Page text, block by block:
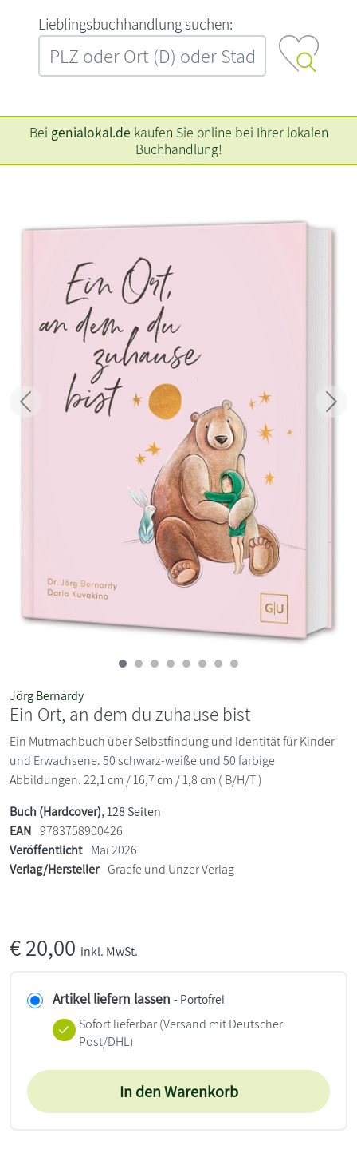
L‍i‍e‍b‍l‍i‍n‍g‍s‍b‍u‍c‍h‍h‍a‍n‍d‍l‍u‍n‍g‍ ‍s‍u‍c‍h‍e‍n‍:‍
Bei genialokal.de kaufen Sie online bei Ihrer lokalen
Buchhandlung!
Zurück
Jörg Bernardy
Ein Ort, an dem du zuhause bist
Ein Mutmachbuch über Selbstfindung und Identität für Kinder
und Erwachsene. 50 schwarz-weiße und 50 farbige
Abbildungen. 22,1 cm / 16,7 cm / 1,8 cm ( B/H/T )
Buch (Hardcover), 128 Seiten
EAN 9783758900426
Veröffentlicht Mai 2026
Verlag/Hersteller Graefe und Unzer Verlag
€20,00 inkl. MwSt.
Artikel liefern lassen - Portofrei
Sofort lieferbar(Versand mit Deutscher
Post/DHL)
In den Warenkorb